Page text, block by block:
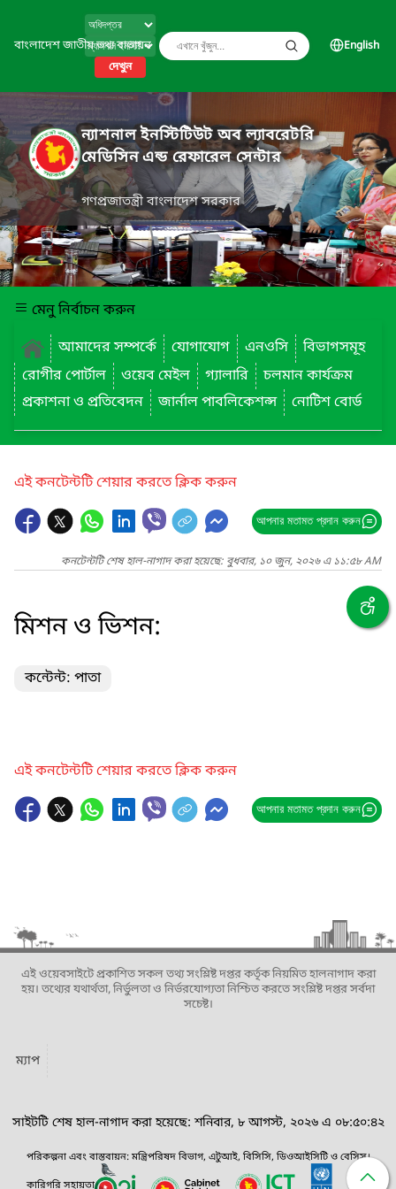
বাংলাদেশ জাতীয় তথ্য বাতায়ন
দেখুন
English
ন্যাশনাল ইনস্টিটিউট অব ল্যাবরেটরি
মেডিসিন এন্ড রেফারেল সেন্টার
গণপ্রজাতন্ত্রী বাংলাদেশ সরকার
মেনু নির্বাচন করুন
আমাদের সম্পর্কে
যোগাযোগ এনওসি
বিভাগসমূহ
রোগীর পোর্টাল
ওয়েব মেইল গ্যালারি
চলমান কার্যক্রম
প্রকাশনা ও প্রতিবেদন
জার্নাল পাবলিকেশন্স নোটিশ বোর্ড
এই কনটেন্টটি শেয়ার করতে ক্লিক করুন
আপনার মতামত প্রদান করুন
কনটেন্টটি শেষ হাল-নাগাদ করা হয়েছে: বুধবার, ১০ জুন, ২০২৬ এ ১১:৫৮ AM
মিশন ও ভিশন:
কন্টেন্ট: পাতা
এই কনটেন্টটি শেয়ার করতে ক্লিক করুন
আপনার মতামত প্রদান করুন
এই ওয়েবসাইটে প্রকাশিত সকল তথ্য সংশ্লিষ্ট দপ্তর কর্তৃক নিয়মিত হালনাগাদ করা
হয়। তথ্যের যথার্থতা, নির্ভুলতা ও নির্ভরযোগ্যতা নিশ্চিত করতে সংশ্লিষ্ট দপ্তর সর্বদা
সচেষ্ট।
ম্যাপ
সাইটটি শেষ হাল-নাগাদ করা হয়েছে: শনিবার, ৮ আগস্ট, ২০২৬ এ ০৮:৫০:৪২
পরিকল্পনা এবং বাস্তবায়ন: মন্ত্রিপরিষদ বিভাগ, এটুআই, বিসিসি, ডিওআইসিটি ও বেসিস।
কারিগরি সহায়তা